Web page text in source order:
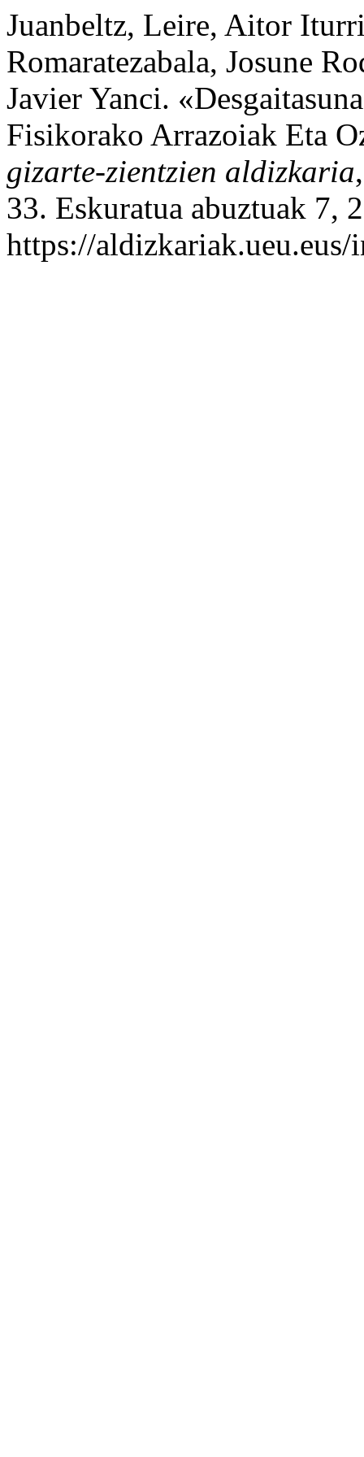
Juanbeltz, Leire, Aitor
Romaratezabala, Josune
Javier Yanci.
Fisikorako Arrazoiak Eta
gizarte-zientzien aldizkaria
33. Eskuratua abuztuak 7,
https://